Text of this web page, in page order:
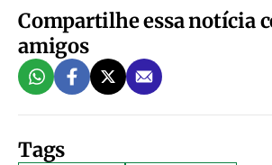
Compartilhe essa notícia
amigos
Tags